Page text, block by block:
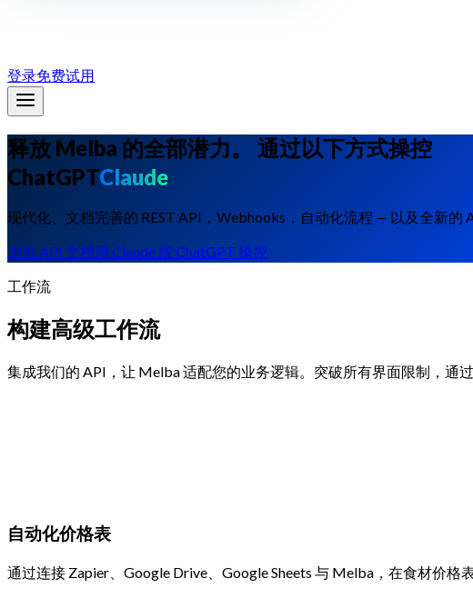
登录免费试用
释放 Melba 的全部潜力。
通过以下方式操控
ChatGPTClaude
现代化、文档完善的 REST API，Webhooks，自动化流程 — 以及全新
浏览 API 文档用 Claude 或 ChatGPT 操控
工作流
构建高级工作流
集成我们的 API，让 Melba 适配您的业务逻辑。突破所有界面限制，通
自动化价格表
通过连接 Zapier、Google Drive、Google Sheets 与 Melba，在食材价格